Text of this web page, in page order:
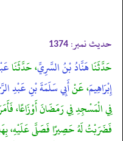
حدیث نمبر: 1374
حَدَّثَنَاهَنَّادُ بْنُ السَّرِيِّ، حَدَّثَنَا
إِبْرَاهِيمَ، عَنْأَبِي سَلَمَةَ بْنِ عَبْدِ
فِي الْمَسْجِدِ فِي رَمَضَانَ أَوْزَاعًا،
فَضَرَبْتُ لَهُ حَصِيرًا فَصَلَّى عَلَيْهِ،